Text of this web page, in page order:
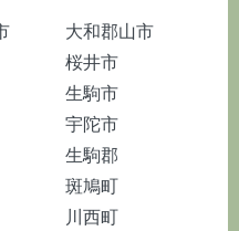
大和郡山市
桜井市
生駒市
宇陀市
生駒郡
斑鳩町
川西町